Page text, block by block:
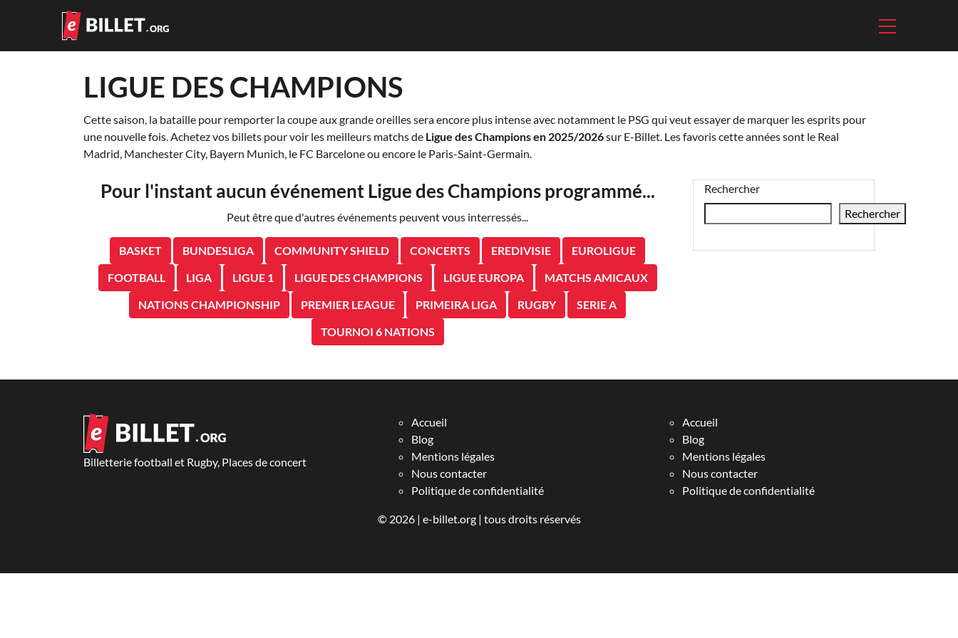
LIGUE DES CHAMPIONS
Cette saison, la bataille pour remporter la coupe aux grande oreilles sera encore plus intense avec notamment le PSG qui veut essayer de marquer les esprits pour
une nouvelle fois. Achetez vos billets pour voir les meilleurs matchs de Ligue des Champions en 2025/2026sur E-Billet. Les favoris cette années sont le Real
Madrid, Manchester City, Bayern Munich, le FC Barcelone ou encore le Paris-Saint-Germain.
Rechercher
Rechercher
Pour l'instant aucun événement Ligue des Champions programmé...
Peut être que d'autres événements peuvent vous interressés...
BASKET BUNDESLIGA COMMUNITY SHIELD CONCERTS EREDIVISIE
EUROLIGUE
FOOTBALL
LIGA LIGUE 1 LIGUE DES CHAMPIONS LIGUE EUROPA
MATCHS AMICAUX
NATIONS CHAMPIONSHIP
PREMIER LEAGUE PRIMEIRA LIGA RUGBY
SERIE A
TOURNOI 6 NATIONS
Billetterie football et Rugby, Places de concert
Accueil
Blog
Mentions légales
Nous contacter
Politique de confidentialité
Accueil
Blog
Mentions légales
Nous contacter
Politique de confidentialité
© 2026 | e-billet.org| tous droits réservés